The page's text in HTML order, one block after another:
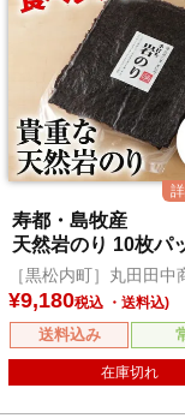
寿都・島牧産
天然岩のり 10枚パ
［黒松内町］丸田田中
¥9,180税込
送料込み
在庫切れ